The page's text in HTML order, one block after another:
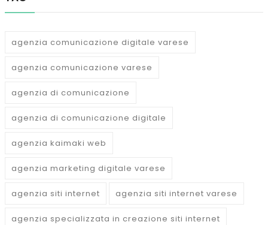
agenzia comunicazione digitale varese
agenzia comunicazione varese
agenzia di comunicazione
agenzia di comunicazione digitale
agenzia kaimaki web
agenzia marketing digitale varese
agenzia siti internet agenzia siti internet varese
agenzia specializzata in creazione siti internet